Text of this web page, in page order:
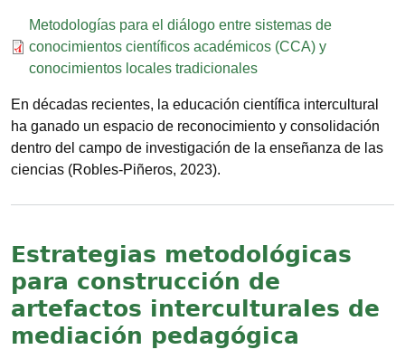
Documento
Metodologías para el diálogo entre sistemas de
conocimientos científicos académicos (CCA) y
conocimientos locales tradicionales
En décadas recientes, la educación científica intercultural
ha ganado un espacio de reconocimiento y consolidación
dentro del campo de investigación de la enseñanza de las
ciencias (Robles-Piñeros, 2023).
Estrategias metodológicas
para construcción de
artefactos interculturales de
mediación pedagógica